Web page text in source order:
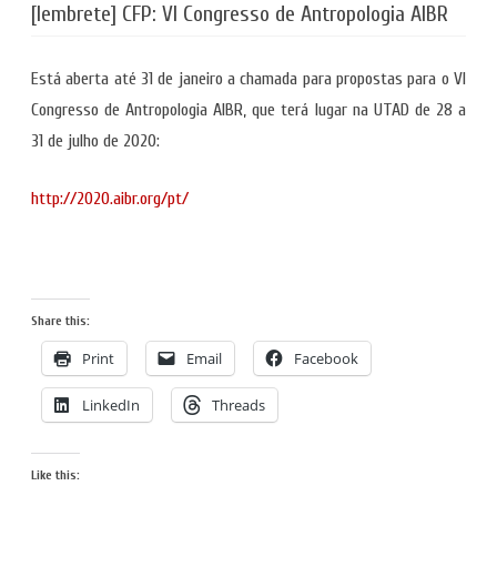
[lembrete] CFP: VI Congresso de Antropologia AIBR
Está aberta até 31 de janeiro a chamada para propostas para o VI
Congresso de Antropologia AIBR, que terá lugar na UTAD de 28 a
31 de julho de 2020:
http://2020.aibr.org/pt/
Share this:
Print Email Facebook
LinkedIn Threads
Like this: